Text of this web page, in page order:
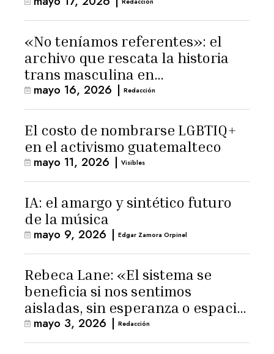
«No teníamos referentes»: el
archivo que rescata la historia
trans masculina en
Latinoamérica
mayo 16, 2026 | Redacción
El costo de nombrarse LGBTIQ+
en el activismo guatemalteco
mayo 11, 2026 | Visibles
IA: el amargo y sintético futuro
de la música
mayo 9, 2026 | Edgar Zamora Orpinel
Rebeca Lane: «El sistema se
beneficia si nos sentimos
aisladas, sin esperanza o espacio
para la ternura»
mayo 3, 2026 | Redacción